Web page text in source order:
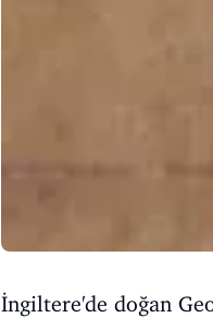
İngiltere'de doğan